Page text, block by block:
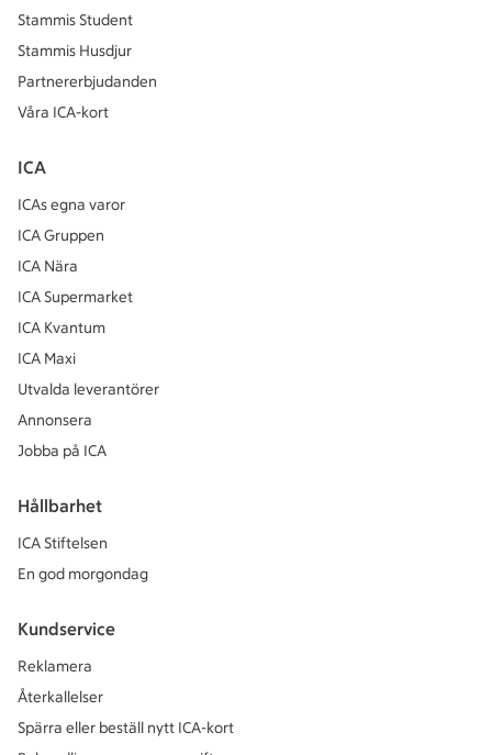
Stammis Student
Stammis Husdjur
Partnererbjudanden
Våra ICA-kort
ICA
ICAs egna varor
ICA Gruppen
ICA Nära
ICA Supermarket
ICA Kvantum
ICA Maxi
Utvalda leverantörer
Annonsera
Jobba på ICA
Hållbarhet
ICA Stiftelsen
En god morgondag
Kundservice
Reklamera
Återkallelser
Spärra eller beställ nytt ICA-kort